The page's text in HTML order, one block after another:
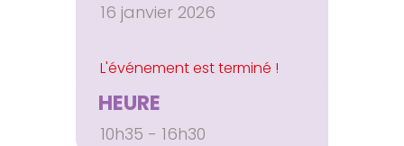
16 janvier 2026
HEURE
10h35 - 16h30